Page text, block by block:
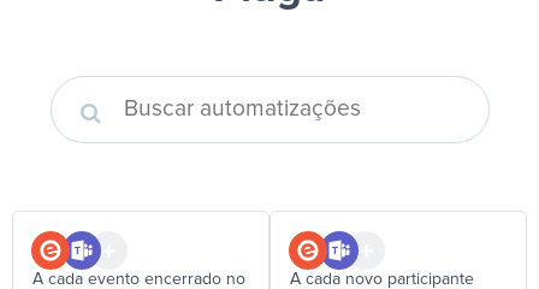
A cada evento encerrado no
A cada novo participante